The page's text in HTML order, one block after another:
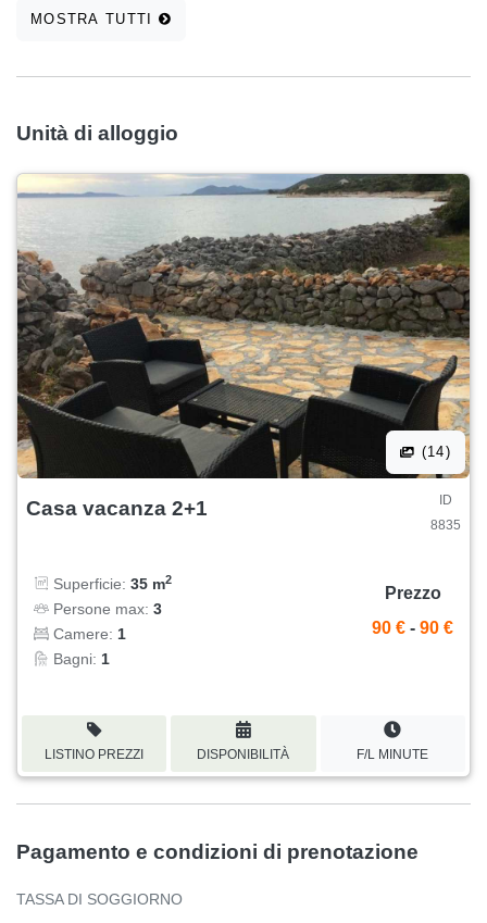
MOSTRA TUTTI
Unità di alloggio
(14)
Casa vacanza 2+1
ID
8835
Superficie: 35 m2
Persone max: 3
Camere: 1
Bagni: 1
Prezzo
90 € - 90 €
LISTINO PREZZI DISPONIBILITÀ F/L MINUTE
Pagamento e condizioni di prenotazione
TASSA DI SOGGIORNO